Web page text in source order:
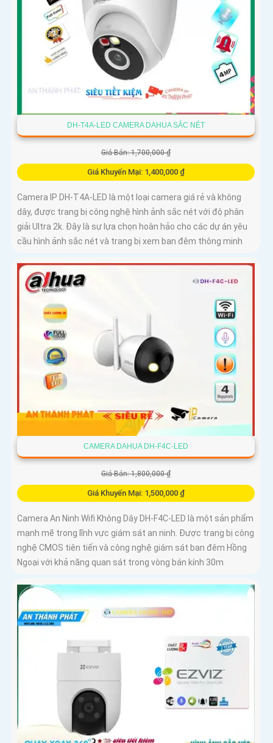
DH-T4A-LED CAMERA DAHUA SẮC NÉT
Giá Bán: 1,700,000 ₫
Giá Khuyến Mại: 1,400,000 ₫
Camera IP DH-T4A-LED là một loại camera giá rẻ và không
dây, được trang bị công nghệ hình ảnh sắc nét với độ phân
giải Ultra 2k. Đây là sự lựa chọn hoàn hảo cho các dự án yêu
cầu hình ảnh sắc nét và trang bị xem ban đêm thông minh
CAMERA DAHUA DH-F4C-LED
Giá Bán: 1,800,000 ₫
Giá Khuyến Mại: 1,500,000 ₫
Camera An Ninh Wifi Không Dây DH-F4C-LED là một sản phẩm
mạnh mẽ trong lĩnh vực giám sát an ninh. Được trang bị công
nghệ CMOS tiên tiến và công nghệ giám sát ban đêm Hồng
Ngoại với khả năng quan sát trong vòng bán kính 30m